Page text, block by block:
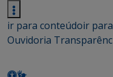
ir para conteúdoir
Ouvidoria